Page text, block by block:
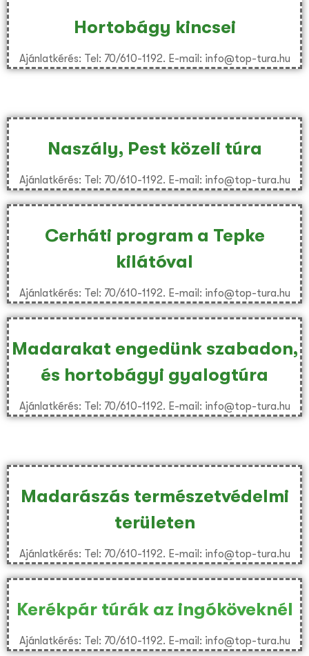
Hortobágy kincsei
Ajánlatkérés: Tel: 70/610-1192. E-mail: info@top-tura.hu
Naszály, Pest közeli túra
Ajánlatkérés: Tel: 70/610-1192. E-mail: info@top-tura.hu
Cerháti program a Tepke
kilátóval
Ajánlatkérés: Tel: 70/610-1192. E-mail: info@top-tura.hu
Madarakat engedünk szabadon,
és hortobágyi gyalogtúra
Ajánlatkérés: Tel: 70/610-1192. E-mail: info@top-tura.hu
Madarászás természetvédelmi
területen
Ajánlatkérés: Tel: 70/610-1192. E-mail: info@top-tura.hu
Kerékpár túrák az ingóköveknél
Ajánlatkérés: Tel: 70/610-1192. E-mail: info@top-tura.hu